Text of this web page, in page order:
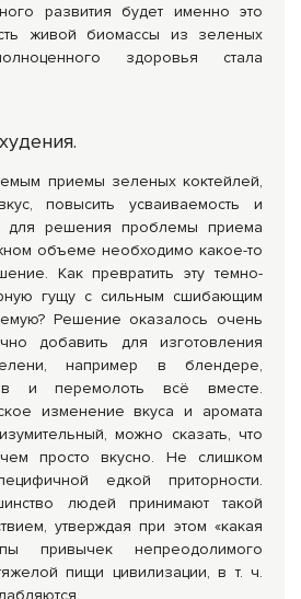
развития будет именно это
живой биомассы из зеленых
здоровья стала
приемы зеленых коктейлей,
повысить усваиваемость и
для решения проблемы приема
объеме необходимо какое-то
Как превратить эту темно-
гущу с сильным сшибающим
Решение оказалось очень
добавить для изготовления
например в блендере,
и перемолоть всё вместе.
изменение вкуса и аромата
можно сказать, что
просто вкусно. Не слишком
едкой приторности.
людей принимают такой
утверждая при этом «какая
привычек непреодолимого
пищи цивилизации, в т. ч.